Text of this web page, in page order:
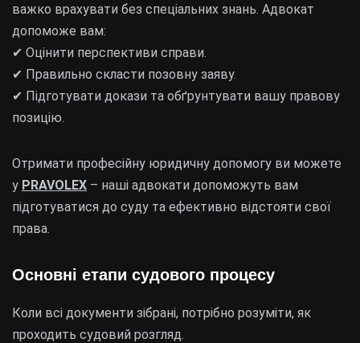
важко врахувати без спеціальних знань. Адвокат
допоможе вам:
✔ Оцінити перспективи справи.
✔ Правильно скласти позовну заяву.
✔ Підготувати докази та обґрунтувати вашу правову
позицію.
Отримати професійну юридичну допомогу ви можете
у PRAVOLEX – наші адвокати допоможуть вам
підготуватися до суду та ефективно відстояти свої
права.
Основні етапи судового процесу
Коли всі документи зібрані, потрібно розуміти, як
проходить судовий розгляд.